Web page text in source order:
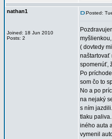
nathan1
Joined: 18 Jun 2010
Posts: 2
Posted:
( dovtedy
naštartovať
spomenúť,
Po
som čo to
No a po
na nejaký
s ním
tlaku
iného auta
vymenil